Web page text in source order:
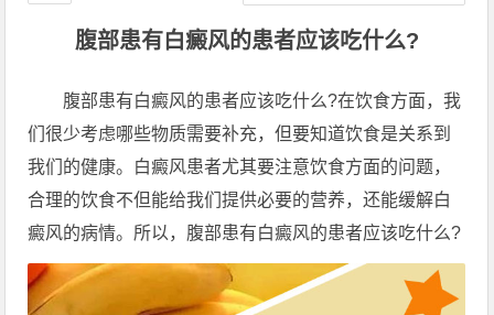
腹部患有白癜风的患者应该吃什么?
腹部患有白癜风的患者应该吃什么?在饮食方面，我
们很少考虑哪些物质需要补充，但要知道饮食是关系到
我们的健康。白癜风患者尤其要注意饮食方面的问题，
合理的饮食不但能给我们提供必要的营养，还能缓解白
癜风的病情。所以，腹部患有白癜风的患者应该吃什么?